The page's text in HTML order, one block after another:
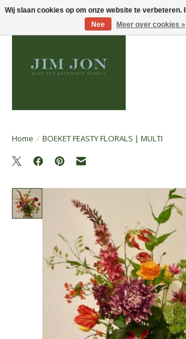
Home / BOEKET FEASTY FLORALS | MULTI
Product image slideshow Items
Wij slaan cookies op om onze website te verbeteren.
Nee
Meer over cookies »